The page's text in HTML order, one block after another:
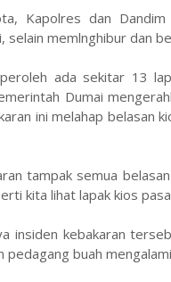
Kapolres dan
memlnghibur dan
ada sekitar 13
Dumai
ini melahap belasan
tampak semua
kita lihat lapak kios
insiden kebakaran
pedagang buah